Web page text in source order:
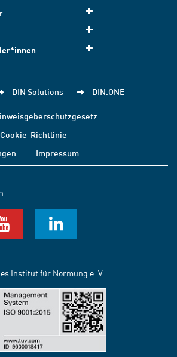
DIN Solutions DIN.ONE
Cookie-Richtlinie
Impressum
Institut für Normung e. V.